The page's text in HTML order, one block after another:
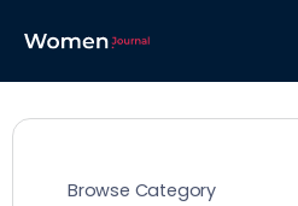
Browse Category